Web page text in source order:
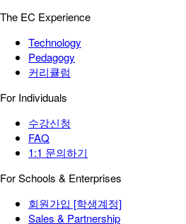
The EC Experience
Technology
Pedagogy
커리큘럼
For Individuals
수강신청
FAQ
1:1 문의하기
For Schools & Enterprises
회원가입 [학생계정]
Sales & Partnership